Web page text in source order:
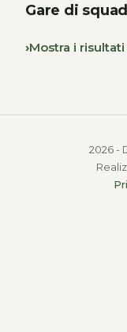
Gare di
Mostra i
2026 -